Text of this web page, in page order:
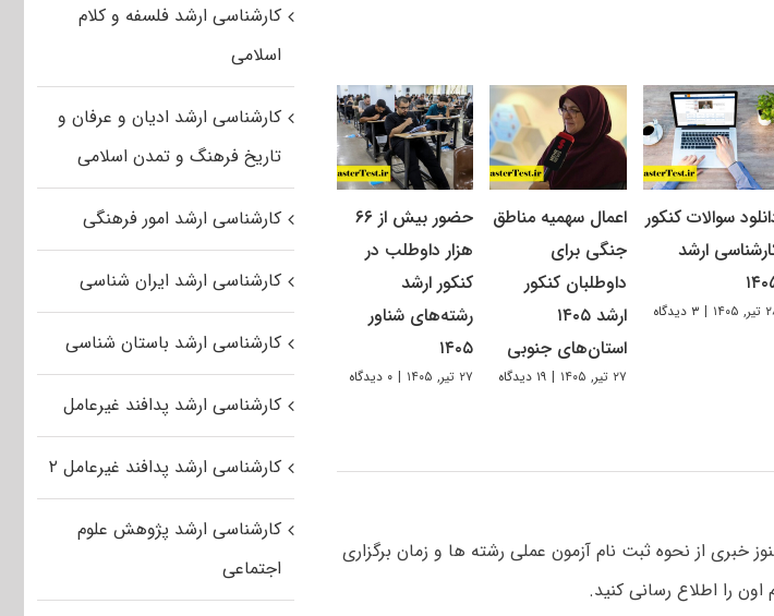
سوالات کنکور
ارشد
| ۳ دیدگاه
اعمال سهمیه مناطق
جنگی برای
داوطلبان کنکور
ارشد ۱۴۰۵
استان‌های جنوبی
۲۷ تیر, ۱۴۰۵ | ۱۹ دیدگاه
حضور بیش از ۶۶
هزار داوطلب در
کنکور ارشد
رشته‌های شناور
۱۴۰۵
۲۷ تیر, ۱۴۰۵ | ۰ دیدگاه
خبری از نحوه ثبت نام آزمون عملی رشته ها و زمان برگزاری
را اطلاع رسانی کنید.
کارشناسی ارشد فلسفه و کلام
اسلامی
کارشناسی ارشد ادیان و عرفان و
تاریخ فرهنگ و تمدن اسلامی
کارشناسی ارشد امور فرهنگی
کارشناسی ارشد ایران شناسی
کارشناسی ارشد باستان شناسی
کارشناسی ارشد پدافند غیرعامل
کارشناسی ارشد پدافند غیرعامل ۲
کارشناسی ارشد پژوهش علوم
اجتماعی